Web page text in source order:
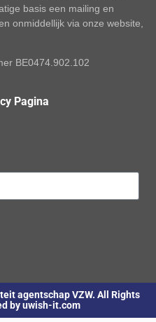
basis een mailing en
onmiddellijk via onze website,
BE0474.902.102
Pagina
agentschap VZW. All Rights
by uwish-it.com